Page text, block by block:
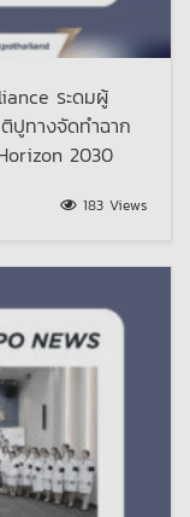
ระดมผู้
ปูทางจัดทำฉาก
2030
183 Views